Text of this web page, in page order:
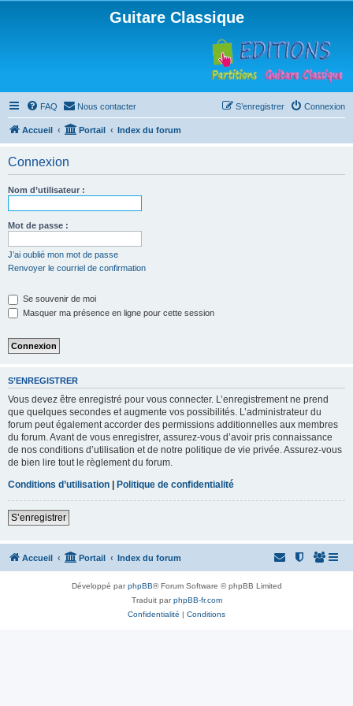
Guitare Classique
FAQ Nous contacter Connexion
S’enregistrer
Accueil Portail Index du forum
Connexion
Nom d’utilisateur :
Mot de passe :
J’ai oublié mon mot de passe
Renvoyer le courriel de confirmation
Se souvenir de moi
Masquer ma présence en ligne pour cette session
S’ENREGISTRER
Vous devez être enregistré pour vous connecter. L’enregistrement ne prend
que quelques secondes et augmente vos possibilités. L’administrateur du
forum peut également accorder des permissions additionnelles aux membres
du forum. Avant de vous enregistrer, assurez-vous d’avoir pris connaissance
de nos conditions d’utilisation et de notre politique de vie privée. Assurez-vous
de bien lire tout le règlement du forum.
Conditions d’utilisation | Politique de confidentialité
S’enregistrer
Accueil Portail Index du forum
Développé parphpBB® Forum Software © phpBB Limited
Traduit parphpBB-fr.com
Confidentialité | Conditions